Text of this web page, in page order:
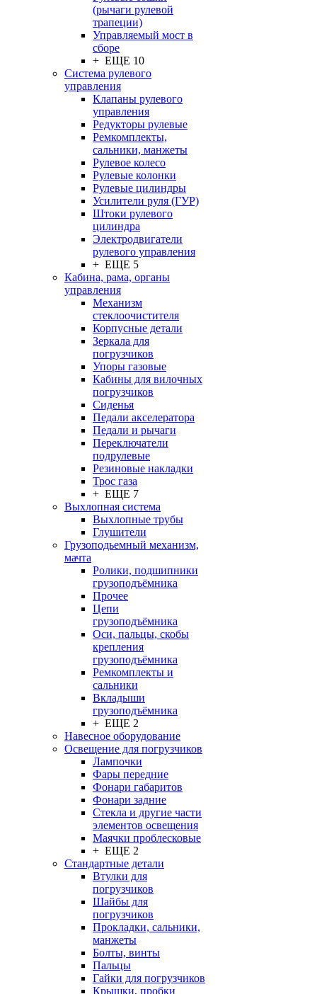
(рычаги рулевой
трапеции)
Управляемый мост в
сборе
+ ЕЩЕ 10
Система рулевого
управления
Клапаны рулевого
управления
Редукторы рулевые
Ремкомплекты,
сальники, манжеты
Рулевое колесо
Рулевые колонки
Рулевые цилиндры
Усилители руля (ГУР)
Штоки рулевого
цилиндра
Электродвигатели
рулевого управления
+ ЕЩЕ 5
Кабина, рама, органы
управления
Механизм
стеклоочистителя
Корпусные детали
Зеркала для
погрузчиков
Упоры газовые
Кабины для вилочных
погрузчиков
Сиденья
Педали акселератора
Педали и рычаги
Переключатели
подрулевые
Резиновые накладки
Трос газа
+ ЕЩЕ 7
Выхлопная система
Выхлопные трубы
Глушители
Грузоподьемный механизм,
мачта
Ролики, подшипники
грузоподъёмника
Прочее
Цепи
грузоподъёмника
Оси, пальцы, скобы
крепления
грузоподъёмника
Ремкомплекты и
сальники
Вкладыши
грузоподъёмника
+ ЕЩЕ 2
Навесное оборудование
Освещение для погрузчиков
Лампочки
Фары передние
Фонари габаритов
Фонари задние
Стекла и другие части
элементов освещения
Маячки проблесковые
+ ЕЩЕ 2
Стандартные детали
Втулки для
погрузчиков
Шайбы для
погрузчиков
Прокладки, сальники,
манжеты
Болты, винты
Пальцы
Гайки для погрузчиков
Крышки, пробки